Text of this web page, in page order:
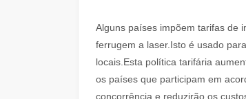
Alguns países impõem tarifas de
ferrugem a laser.Isto é usado
locais.Esta política tarifária
os países que participam em
concorrência e reduzirão os